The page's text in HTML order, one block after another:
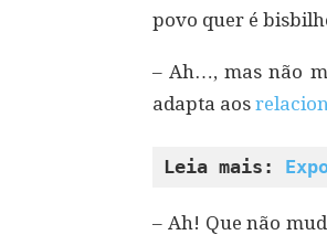
povo quer é
– Ah…, mas não
adapta aos
Leia mais:
– Ah! Que não